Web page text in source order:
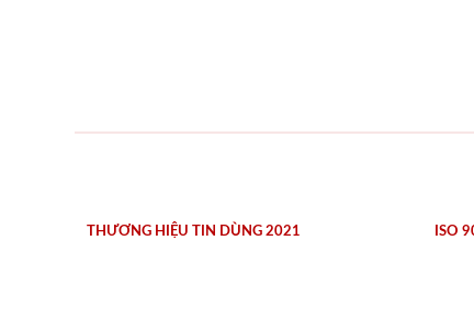
THƯƠNG HIỆU TIN DÙNG 2021 ISO